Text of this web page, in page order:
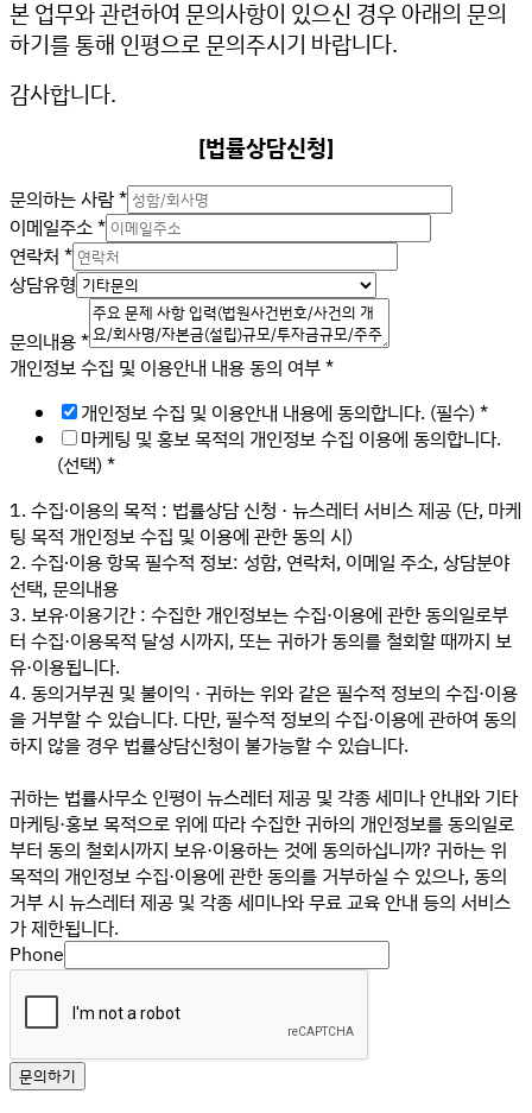
본 업무와 관련하여 문의사항이 있으신 경우 아래의 문의
하기를 통해 인평으로 문의주시기 바랍니다.
감사합니다.
[법률상담신청]
문의하는 사람*
이메일주소*
연락처 *
상담유형
문의내용*
연
정
보
수
집
개인정보 수집 및 이용안내 내용 동의 여부*
개인정보 수집 및 이용안내 내용에 동의합니다. (필수) *
마케팅 및 홍보 목적의 개인정보 수집 이용에 동의합니다.
(선택) *
1. 수집∙이용의 목적 : 법률상담 신청 · 뉴스레터 서비스 제공 (단, 마케
팅 목적 개인정보 수집 및 이용에 관한 동의 시)
2. 수집∙이용 항목 필수적 정보: 성함, 연락처, 이메일 주소, 상담분야
선택, 문의내용
3. 보유∙이용기간 : 수집한 개인정보는 수집·이용에 관한 동의일로부
터 수집·이용목적 달성 시까지, 또는 귀하가 동의를 철회할 때까지 보
유·이용됩니다.
4. 동의거부권 및 불이익 · 귀하는 위와 같은 필수적 정보의 수집·이용
을 거부할 수 있습니다. 다만, 필수적 정보의 수집·이용에 관하여 동의
하지 않을 경우 법률상담신청이 불가능할 수 있습니다.
귀하는 법률사무소 인평이 뉴스레터 제공 및 각종 세미나 안내와 기타
마케팅·홍보 목적으로 위에 따라 수집한 귀하의 개인정보를 동의일로
부터 동의 철회시까지 보유·이용하는 것에 동의하십니까? 귀하는 위
목적의 개인정보 수집·이용에 관한 동의를 거부하실 수 있으나, 동의
거부 시 뉴스레터 제공 및 각종 세미나와 무료 교육 안내 등의 서비스
가 제한됩니다.
Phone
문의하기